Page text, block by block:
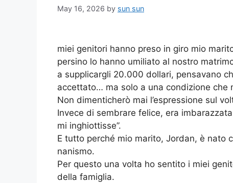
May 16, 2026 by sun sun
miei genitori hanno preso in giro mio
persino lo hanno umiliato al nostro
a supplicargli 20.000 dollari, pensavano
accettato… ma solo a una condizione che
Non dimenticherò mai l’espressione sul
Invece di sembrare felice, era
mi inghiottisse”.
E tutto perché mio marito, Jordan, è nato
nanismo.
Per questo una volta ho sentito i miei
della famiglia.